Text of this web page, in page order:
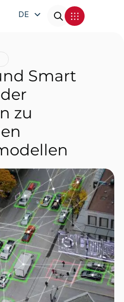
DE
Smart
zu